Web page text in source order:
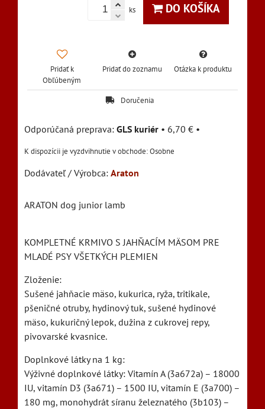
ks DO KOŠÍKA
Pridať k
Obľúbeným
Pridať do zoznamu Otázka k produktu
Doručenia
GLS kuriér • 6,70 € •
Osobne
Dodávateľ / Výrobca: Araton
ARATON dog junior lamb
KOMPLETNÉ KRMIVO S JAHŇACÍM MÄSOM PRE
MLADÉ PSY VŠETKÝCH PLEMIEN
Zloženie:
Sušené jahňacie mäso, kukurica, ryža, tritikale,
pšeničné otruby, hydinový tuk, sušené hydinové
mäso, kukuričný lepok, dužina z cukrovej repy,
pivovarské kvasnice.
Doplnkové látky na 1 kg:
Výživné doplnkové látky: Vitamín A (3a672a) – 18000
IU, vitamín D3 (3a671) – 1500 IU, vitamín E (3a700) –
180 mg, monohydrát síranu železnatého (3b103) –